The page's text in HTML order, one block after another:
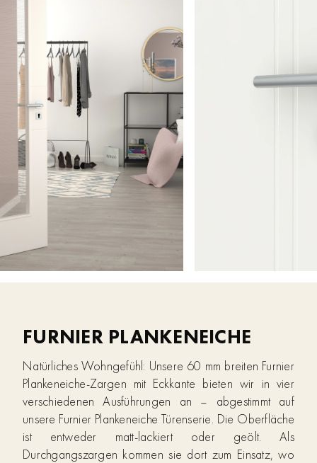
FURNIER PLANKENEICHE
Natürliches Wohngefühl: Unsere 60 mm breiten Furnier
Plankeneiche-Zargen mit Eckkante bieten wir in vier
verschiedenen Ausführungen an – abgestimmt auf
unsere Furnier Plankeneiche Türenserie. Die Oberfläche
ist entweder matt-lackiert oder geölt. Als
Durchgangszargen kommen sie dort zum Einsatz, wo